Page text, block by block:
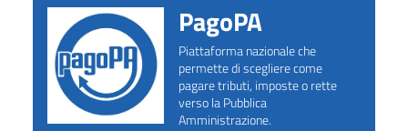
PagoPA
Piattaforma nazionale che
permette di scegliere come
pagare tributi, imposte o rette
verso la Pubblica
Amministrazione.